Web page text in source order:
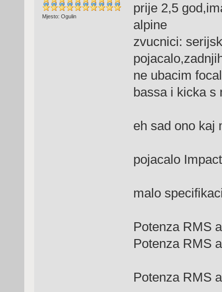
Mjesto: Ogulin
prije 2,5
alpine
zvucnici:
ne ubacim
bassa i kicka s
eh sad ono kaj
pojacalo
malo
Potenza
Potenza
Potenza RMS